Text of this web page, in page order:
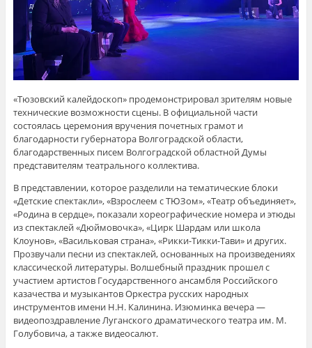
«Тюзовский калейдоскоп» продемонстрировал зрителям новые
технические возможности сцены. В официальной части
состоялась церемония вручения почетных грамот и
благодарности губернатора Волгоградской области,
благодарственных писем Волгоградской областной Думы
представителям театрального коллектива.
В представлении, которое разделили на тематические блоки
«Детские спектакли», «Взрослеем с ТЮЗом», «Театр объединяет»,
«Родина в сердце», показали хореографические номера и этюды
из спектаклей «Дюймовочка», «Цирк Шардам или школа
Клоунов», «Васильковая страна», «Рикки-Тикки-Тави» и других.
Прозвучали песни из спектаклей, основанных на произведениях
классической литературы. Волшебный праздник прошел с
участием артистов Государственного ансамбля Российского
казачества и музыкантов Оркестра русских народных
инструментов имени Н.Н. Калинина. Изюминка вечера —
видеопоздравление Луганского драматического театра им. М.
Голубовича, а также видеосалют.